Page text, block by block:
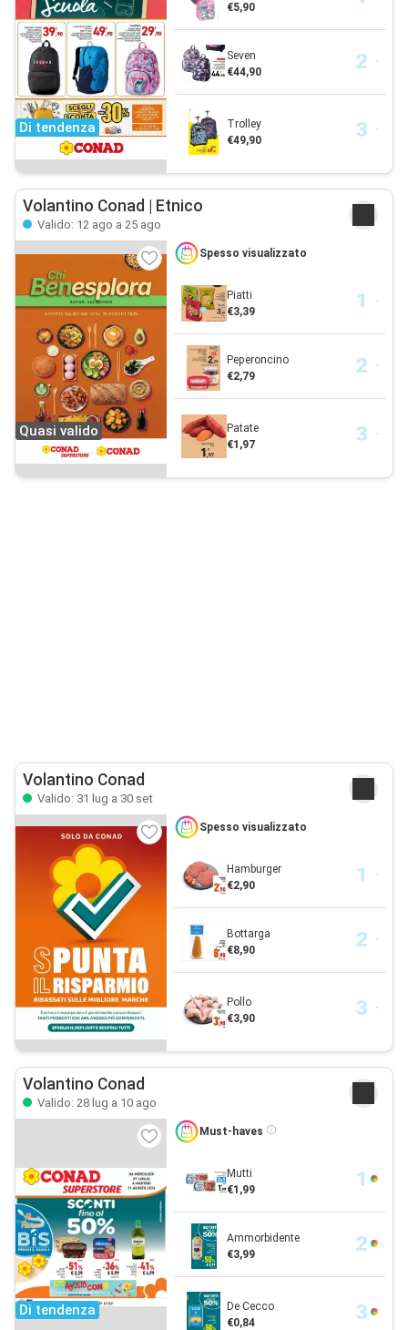
Di tendenza
€5,90
Seven
€44,90
Trolley
€49,90
Volantino Conad | Etnico
Valido: 12 ago a 25 ago
Quasi valido
Spesso visualizzato
Piatti
€3,39
Peperoncino
€2,79
Patate
€1,97
Volantino Conad
Valido: 31 lug a 30 set
Spesso visualizzato
Hamburger
€2,90
Bottarga
€8,90
Pollo
€3,90
Volantino Conad
Valido: 28 lug a 10 ago
Di tendenza
Must-haves
Mutti
€1,99
Ammorbidente
€3,99
De Cecco
€0,84